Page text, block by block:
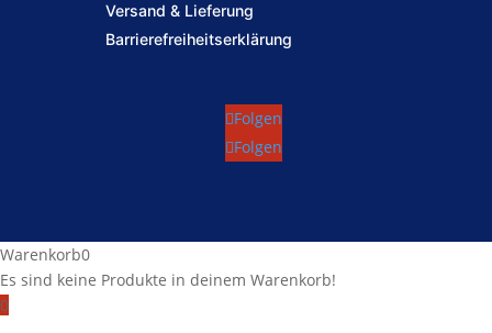
Versand & Lieferung
Barrierefreiheitserklärung
Folgen
Folgen
Warenkorb0
Es sind keine Produkte in deinem Warenkorb!
0